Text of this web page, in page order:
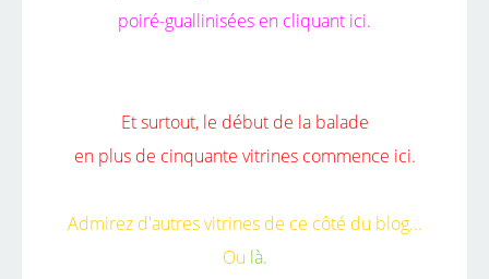
poiré-guallinisées en cliquant ici.
Et surtout, le début de la balade
en plus de cinquante vitrines commence ici.
Admirez d'autres vitrines de ce côté du blog...
Ou là.